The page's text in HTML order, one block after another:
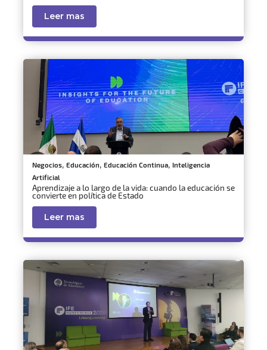
Leer mas
Negocios, Educación, Educación Continua, Inteligencia
Artificial
Aprendizaje a lo largo de la vida: cuando la educación se
convierte en política de Estado
Leer mas